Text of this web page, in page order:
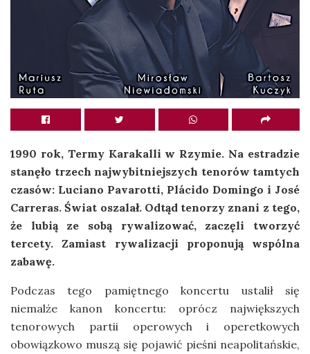
1990 rok, Termy Karakalli w Rzymie. Na estradzie
stanęło trzech najwybitniejszych tenorów tamtych
czasów: Luciano Pavarotti, Plácido Domingo i José
Carreras. Świat oszalał. Odtąd tenorzy znani z tego,
że lubią ze sobą rywalizować, zaczęli tworzyć
tercety. Zamiast rywalizacji proponują wspólna
zabawę.
Podczas tego pamiętnego koncertu ustalił się
niemalże kanon koncertu: oprócz największych
tenorowych partii operowych i operetkowych
obowiązkowo muszą się pojawić pieśni neapolitańskie,